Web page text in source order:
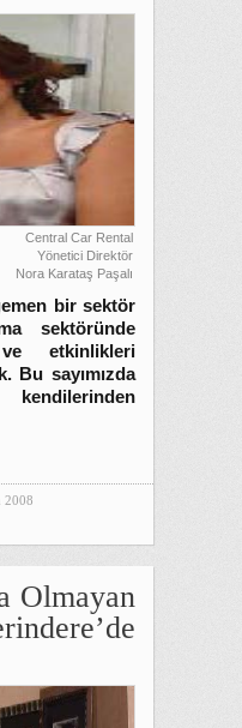
Central Car Rental
Yönetici Direktör
Nora Karataş Paşalı
bir sektör
sektöründe
etkinlikleri
Bu sayımızda
kendilerinden
2008
Olmayan